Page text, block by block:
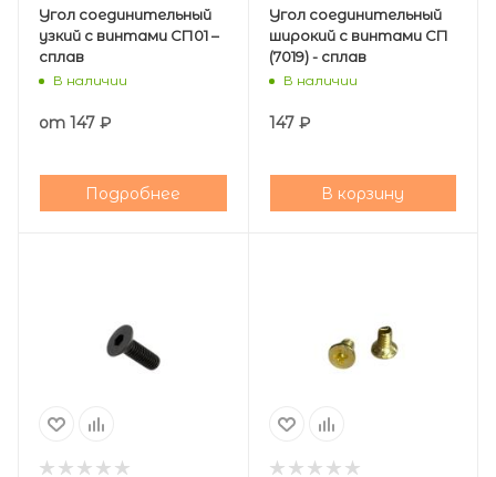
Угол соединительный
узкий с винтами СП01 –
сплав
В наличии
от 147 ₽
Подробнее
Угол соединительный
широкий с винтами СП
(7019) - сплав
В наличии
147₽
В корзину